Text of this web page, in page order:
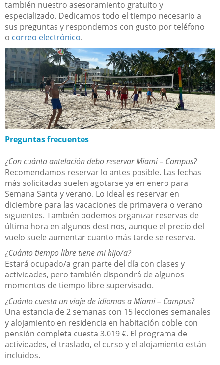
también nuestro asesoramiento gratuito y
especializado. Dedicamos todo el tiempo necesario a
sus preguntas y respondemos con gusto por teléfono
o correo electrónico.
Preguntas frecuentes
¿Con cuánta antelación debo reservar Miami – Campus?
Recomendamos reservar lo antes posible. Las fechas
más solicitadas suelen agotarse ya en enero para
Semana Santa y verano. Lo ideal es reservar en
diciembre para las vacaciones de primavera o verano
siguientes. También podemos organizar reservas de
última hora en algunos destinos, aunque el precio del
vuelo suele aumentar cuanto más tarde se reserva.
¿Cuánto tiempo libre tiene mi hijo/a?
Estará ocupado/a gran parte del día con clases y
actividades, pero también dispondrá de algunos
momentos de tiempo libre supervisado.
¿Cuánto cuesta un viaje de idiomas a Miami – Campus?
Una estancia de 2 semanas con 15 lecciones semanales
y alojamiento en residencia en habitación doble con
pensión completa cuesta 3.019 €. El programa de
actividades, el traslado, el curso y el alojamiento están
incluidos.